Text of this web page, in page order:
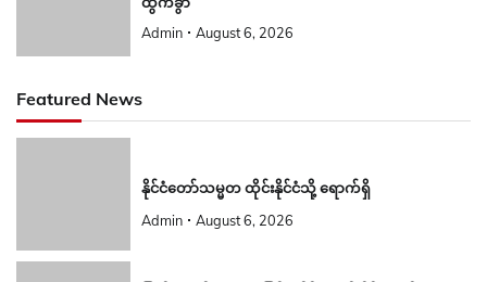
Admin August 6, 2026
Featured News
နိုင်ငံတော်သမ္မတ ထိုင်းနိုင်ငံသို့ ရောက်ရှိ
Admin August 6, 2026